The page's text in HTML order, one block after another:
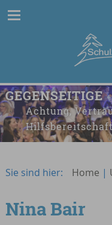
GEGENSEITIGE
Achtung,
Sie sind hier: Home |
Nina Bair